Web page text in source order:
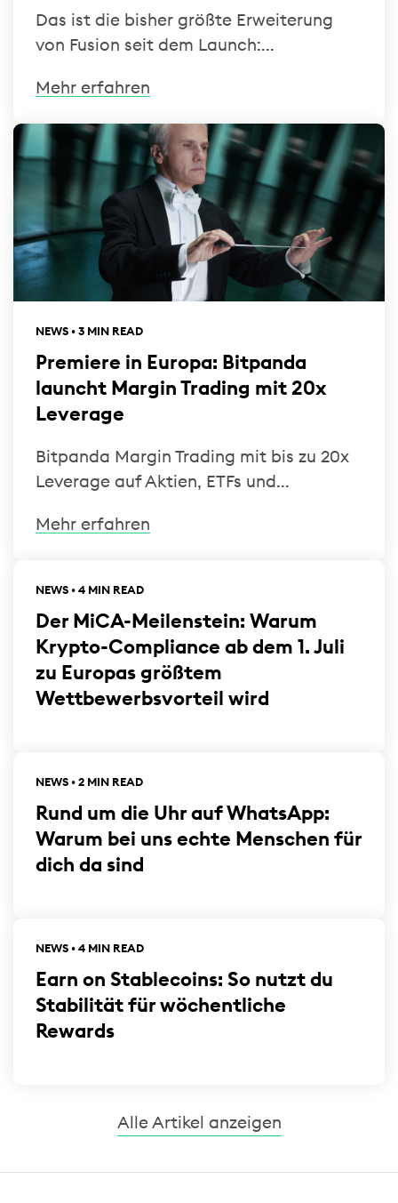
Das ist die bisher größte Erweiterung
von Fusion seit dem Launch:...
Mehr erfahren
NEWS • 3 MIN READ
Premiere in Europa: Bitpanda
launcht Margin Trading mit 20x
Leverage
Bitpanda Margin Trading mit bis zu 20x
Leverage auf Aktien, ETFs und...
Mehr erfahren
NEWS • 4 MIN READ
Der MiCA-Meilenstein: Warum
Krypto-Compliance ab dem 1. Juli
zu Europas größtem
Wettbewerbsvorteil wird
NEWS • 2 MIN READ
Rund um die Uhr auf WhatsApp:
Warum bei uns echte Menschen für
dich da sind
NEWS • 4 MIN READ
Earn on Stablecoins: So nutzt du
Stabilität für wöchentliche
Rewards
Alle Artikel anzeigen